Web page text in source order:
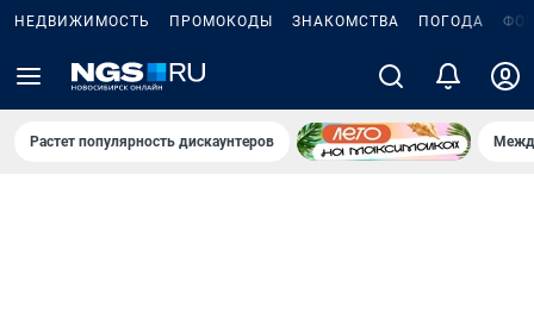
НЕДВИЖИМОСТЬ ПРОМОКОДЫ ЗНАКОМСТВА ПОГОДА
Растет популярность дискаунтеров